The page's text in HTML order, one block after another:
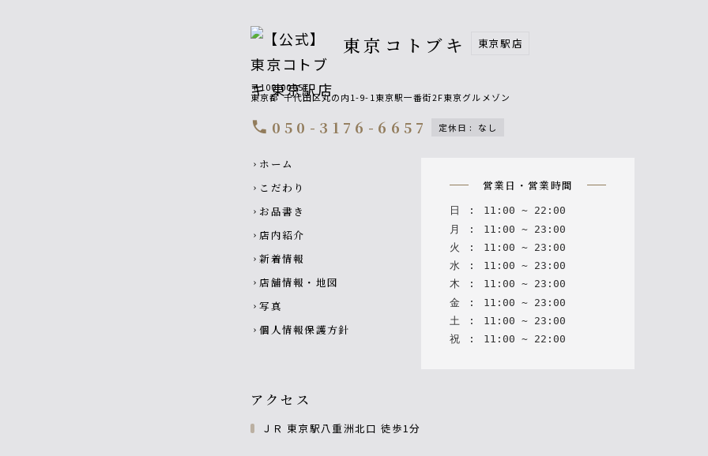
東京コトブキ 東京駅店
〒100-0005
東京都 千代田区丸の内1-9-1東京駅一番街2F東京グルメゾン
call 050-3176-6657 定休日 : なし
Footer navigation
chevron_right ホーム
chevron_right こだわり
chevron_right お品書き
chevron_right 店内紹介
chevron_right 新着情報
chevron_right 店舗情報・地図
chevron_right 写真
chevron_right 個人情報保護方針
営業日・営業時間
日 : 11 : 00 ~ 22 : 00
月
: 11 : 00 ~ 23 : 00
火
: 11 : 00 ~ 23 : 00
水 : 11 : 00 ~ 23 : 00
木
: 11 : 00 ~ 23 : 00
金
: 11 : 00 ~ 23 : 00
土
: 11 : 00 ~ 23 : 00
祝 : 11 : 00 ~ 22 : 00
アクセス
ＪＲ 東京駅八重洲北口 徒歩1分